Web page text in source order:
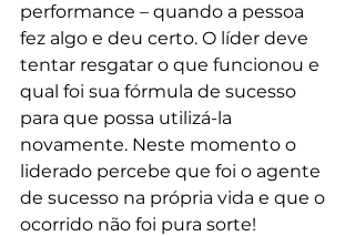
performance – quando a pessoa
fez algo e deu certo. ​O líder deve
tentar resgatar o que funcionou e
qual foi sua fórmula de sucesso
para que possa utilizá-la
novamente. Neste momento o
liderado percebe que foi o agente
de sucesso na própria vida e que o
ocorrido não foi pura sorte!​